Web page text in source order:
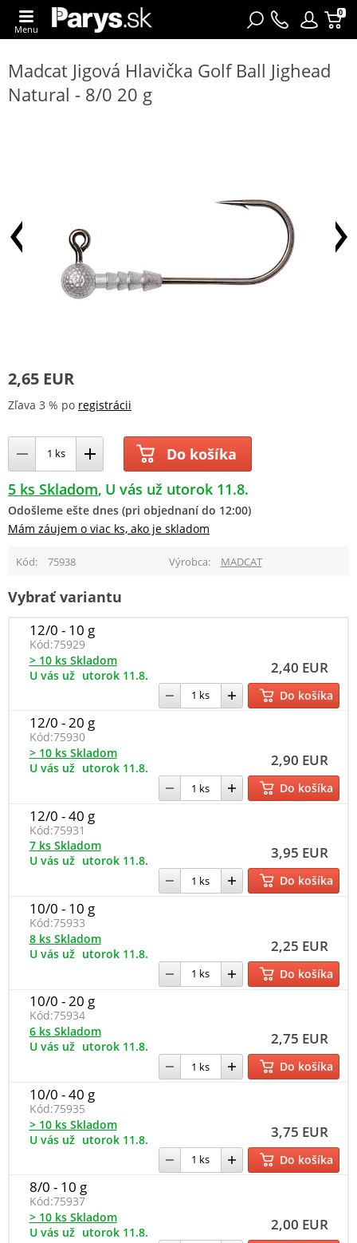
0
Menu
Madcat Jigová Hlavička Golf Ball Jighead
Natural - 8/0 20 g
2,65 EUR
Zľava 3 % po registrácii
Do košíka
5 ks Skladom U vás už utorok 11.8.
Odošleme ešte dnes (pri objednaní do 12:00)
Mám záujem o viac ks, ako je skladom
Kód 75938 Výrobca MADCAT
Vybrať variantu
12/0 - 10 g
Kód:75929
2,40 EUR
> 10 ks Skladom
U vás už utorok 11.8.
Do košíka
12/0 - 20 g
Kód:75930
2,90 EUR
> 10 ks Skladom
U vás už utorok 11.8.
Do košíka
12/0 - 40 g
Kód:75931
3,95 EUR
7 ks Skladom
U vás už utorok 11.8.
Do košíka
10/0 - 10 g
Kód:75933
2,25 EUR
8 ks Skladom
U vás už utorok 11.8.
Do košíka
10/0 - 20 g
Kód:75934
2,75 EUR
6 ks Skladom
U vás už utorok 11.8.
Do košíka
10/0 - 40 g
Kód:75935
3,75 EUR
> 10 ks Skladom
U vás už utorok 11.8.
Do košíka
8/0 - 10 g
Kód:75937
2,00 EUR
> 10 ks Skladom
U vás už utorok 11.8.